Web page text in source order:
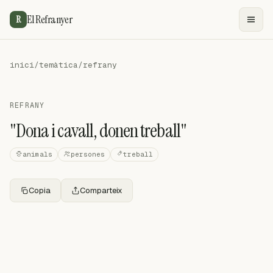
R El Refranyer
inici/temàtica/refrany
REFRANY
"Dona i cavall, donen treball"
animals persones treball
Copia Comparteix